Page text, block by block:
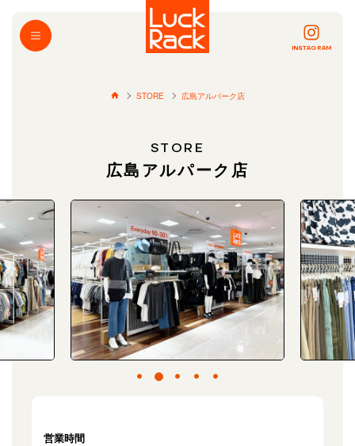
INSTAGRAM
STORE 広島アルパーク店
STORE
広島アルパーク店
営業時間